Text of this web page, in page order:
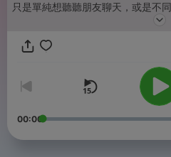
只是單純想聽聽朋友聊天，或是不
負能量週記！語速本身過快，完全
0700各大平台上線 - 【負能量週
ihua_chen 諾：liznono - 【這還有
掌握限時動態 ‣ ethan_kuan_kuan
LINE搜尋「關韶
00:00